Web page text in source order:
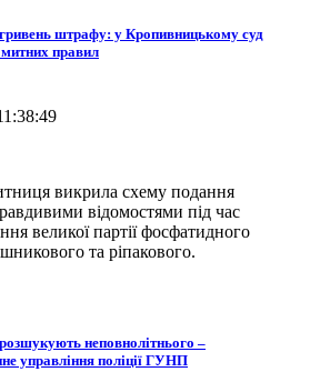
штрафу: у Кропивницькому суд
правил
викрила схему подання
відомостями під час
великої партії фосфатидного
та ріпакового.
неповнолітнього –
управління поліції ГУНП